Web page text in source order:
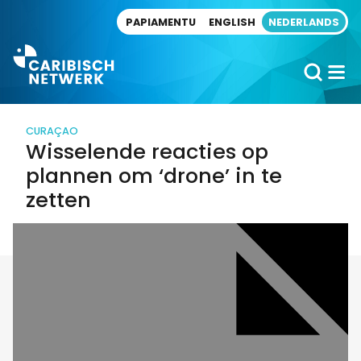
PAPIAMENTU ENGLISH NEDERLANDS
CURAÇAO
Wisselende reacties op
plannen om ‘drone’ in te
zetten